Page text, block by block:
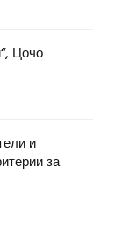
Цочо
и
за